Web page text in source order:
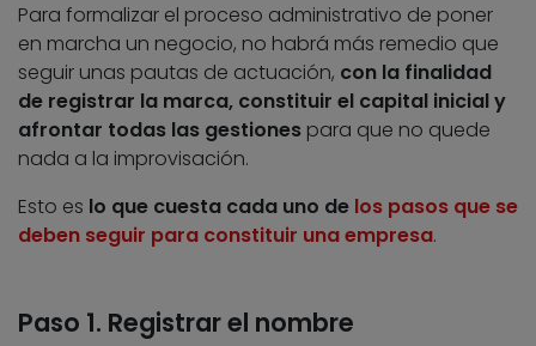
Para formalizar el proceso administrativo de poner
en marcha un negocio, no habrá más remedio que
seguir unas pautas de actuación, con la finalidad
de registrar la marca, constituir el capital inicial y
afrontar todas las gestiones para que no quede
nada a la improvisación.
Esto es lo que cuesta cada uno de los pasos que se
deben seguir para constituir una empresa.
Paso 1. Registrar el nombre